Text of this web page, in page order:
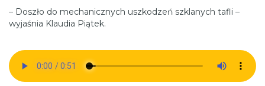
– Doszło do mechanicznych uszkodzeń szklanych tafli –
wyjaśnia Klaudia Piątek.